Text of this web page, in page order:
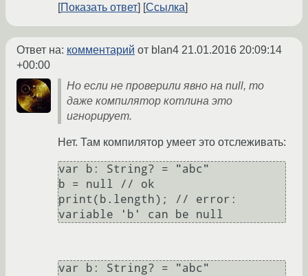
Показать ответ Ссылка
Ответ на: комментарий от blan4 21.01.2016 20:09:14
+00:00
Но если не проверили явно на null, то
даже компилятор котлина это
игнорирует.
Нет. Там компилятор умеет это отслеживать:
var b: String? = "abc"
b = null // ok
print(b.length); // error:
var b: String? = "abc"